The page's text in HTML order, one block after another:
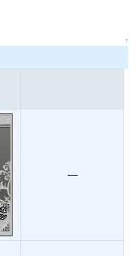
↑
―